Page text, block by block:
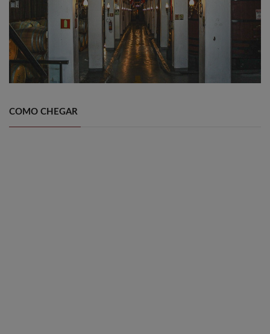
COMO CHEGAR